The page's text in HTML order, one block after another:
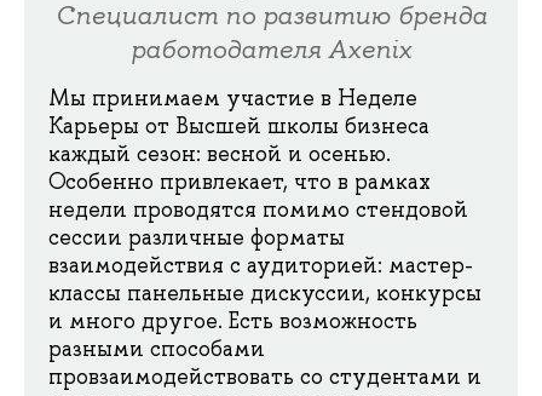
Специалист по развитию бренда
работодателя Axenix
Мы принимаем участие в Неделе
Карьеры от Высшей школы бизнеса
каждый сезон: весной и осенью.
Особенно привлекает, что в рамках
недели проводятся помимо стендовой
сессии различные форматы
взаимодействия с аудиторией: мастер-
классы панельные дискуссии, конкурсы
и много другое. Есть возможность
разными способами
провзаимодействовать со студентами и